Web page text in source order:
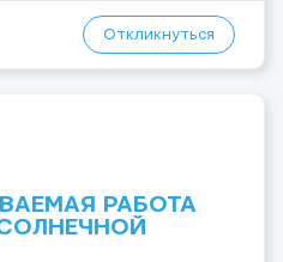
Откликнуться
РАБОТА